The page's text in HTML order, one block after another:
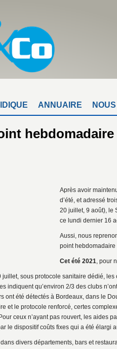
ANNUAIRE
hebdomadaire
Après avoir
d’été, et adressé
20 juillet, 9 août), le
ce lundi dernier 16
Aussi, nous
point
Cet été 2021, pour
juillet, sous protocole sanitaire dédié,
indiquent qu’environ 2/3 des clubs
ont été détectés à Bordeaux, dans le
et le protocole renforcé, certes
ceux n’ayant pas rouvert, les aides
le dispositif coûts fixes qui a été élargi
dans divers départements, bars et